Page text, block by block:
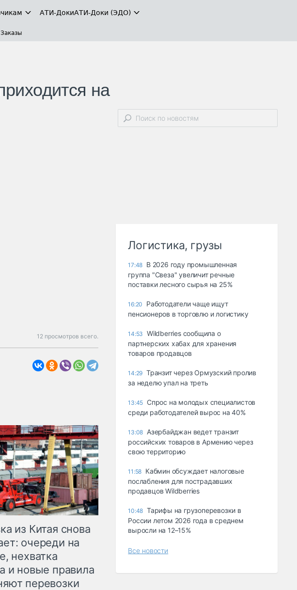
АТИ-ДокиАТИ-Доки (ЭДО)
Заказы
на
12 просмотров всего.
из Китая снова
очереди на
нехватка
и новые правила
перевозки
Логистика, грузы
17:48 В 2026 году промышленная
группа "Свеза" увеличит речные
поставки лесного сырья на 25%
16:20
Работодатели чаще ищут
пенсионеров в торговлю и логистику
14:53
Wildberries сообщила о
партнерских хабах для хранения
товаров продавцов
14:29 Транзит через Ормузский пролив
за неделю упал на треть
13:45 Спрос на молодых специалистов
среди работодателей вырос на 40%
13:08 Азербайджан ведет транзит
российских товаров в Армению через
свою территорию
11:58 Кабмин обсуждает налоговые
послабления для пострадавших
продавцов Wildberries
10:48 Тарифы на грузоперевозки в
России летом 2026 года в среднем
выросли на 12–15%
Все новости